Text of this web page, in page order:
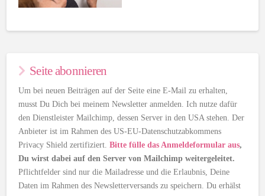
Seite abonnieren
Um bei neuen Beiträgen auf der Seite eine E-Mail zu erhalten,
musst Du Dich bei meinem Newsletter anmelden. Ich nutze dafür
den Dienstleister Mailchimp, dessen Server in den USA stehen. Der
Anbieter ist im Rahmen des US-EU-Datenschutzabkommens
Privacy Shield zertifiziert.Bitte fülle das Anmeldeformular aus,
Du wirst dabei auf den Server von Mailchimp weitergeleitet.
Pflichtfelder sind nur die Mailadresse und die Erlaubnis, Deine
Daten im Rahmen des Newsletterversands zu speichern. Du erhälst